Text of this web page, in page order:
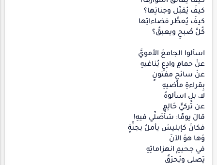
كيفَ يُقبِّل وجناتِها؟
كيفَ يُعطِّر فضاءاتِها
كُلَّ صُبحٍ ويعبقُ؟
اسألوا الجامعَ الأمويَّ
عنْ حمامٍ وادِعٍ يُناغيهِ
عنْ سائحٍ مفتونٍ
بِقراءةِ ماضيهِ
لا، بلِ اسألوهُ
عن تُركيٍّ حَالِمٍ
قالَ يومًا: سَأُصَلِّي فيهِ!
فكانَ كإبليسَ يأملُ بجنَّةٍ
وَها هوَ الآنَ
في جحيمِ انهزاماتِهِ
يَصلى ويُحرَقُ